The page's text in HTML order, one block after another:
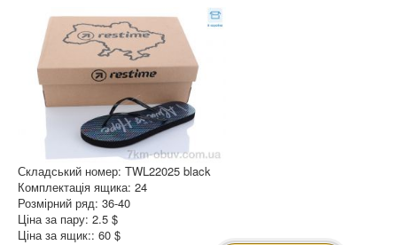
Складський номер: TWL22025 black
Комплектація ящика: 24
Розмірний ряд: 36-40
Ціна за пару: 2.5 $
Ціна за ящик:: 60 $